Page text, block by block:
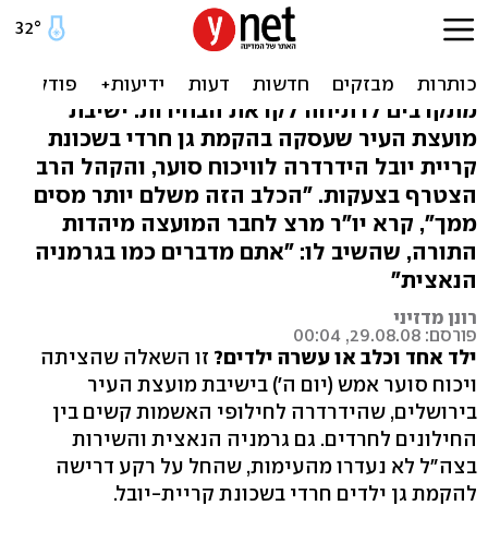
עימות בירושלים: "לחילונים
יש רק ילד וכלב"
מתקרבים לרתיחה לקראת הבחירות: ישיבת
מועצת העיר שעסקה בהקמת גן חרדי בשכונת
קריית יובל הידרדרה לוויכוח סוער, והקהל הרב
הצטרף בצעקות. "הכלב הזה משלם יותר מסים
ממך", קרא יו"ר מרצ לחבר המועצה מיהדות
התורה, שהשיב לו: "אתם מדברים כמו בגרמניה
הנאצית"
רונן מדזיני
פורסם: 29.08.08, 00:04
ילד אחד וכלב או עשרה ילדים? זו השאלה שהציתה
ויכוח סוער אמש (יום ה') בישיבת מועצת העיר
בירושלים, שהידרדרה לחילופי האשמות קשים בין
החילונים לחרדים. גם גרמניה הנאצית והשירות
בצה"ל לא נעדרו מהעימות, שהחל על רקע דרישה
להקמת גן ילדים חרדי בשכונת קריית-יובל.